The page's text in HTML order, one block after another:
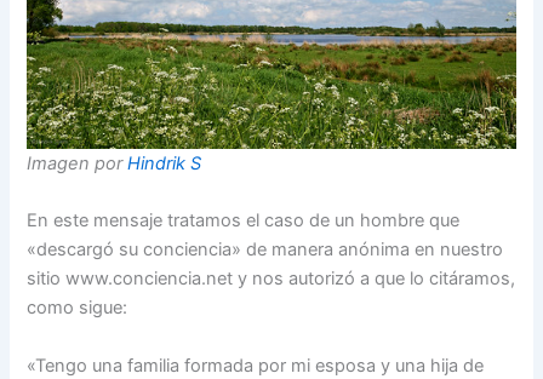
Imagen porHindrik S
En este mensaje tratamos el caso de un hombre que
«descargó su conciencia» de manera anónima en nuestro
sitio www.conciencia.net y nos autorizó a que lo citáramos,
como sigue:
«Tengo una familia formada por mi esposa y una hija de